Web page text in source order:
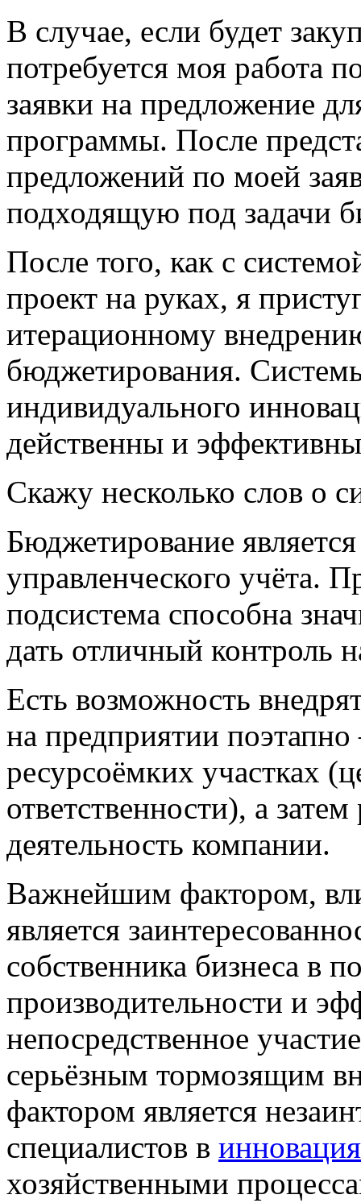
В случае, если будет
потребуется моя работа
заявки на предложение
программы. После
предложений по моей
подходящую под задачи
После того, как с
проект на руках, я
итерационному
бюджетирования.
индивидуального
действенны и
Скажу несколько слов о
Бюджетирование
управленческого учёта.
подсистема способна
дать отличный контроль
Есть возможность
на предприятии поэтапно
ресурсоёмких участках
ответственности), а
деятельность компании.
Важнейшим фактором,
является
собственника бизнеса в
производительности и
непосредственное
серьёзным тормозящим
фактором является
специалистов в
хозяйственными